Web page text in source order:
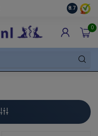
8.7
0